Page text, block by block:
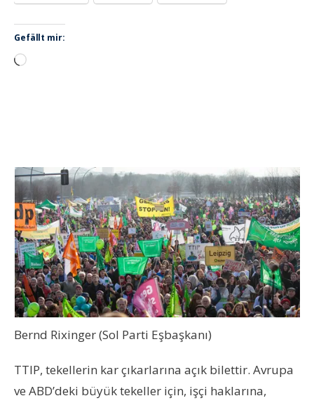
Gefällt mir:
Wird
Bernd Rixinger (Sol Parti Eşbaşkanı)
TTIP, tekellerin kar çıkarlarına açık bilettir. Avrupa
ve ABD’deki büyük tekeller için, işçi haklarına,